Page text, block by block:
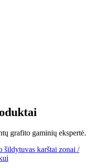
grafito gaminių ekspertė.